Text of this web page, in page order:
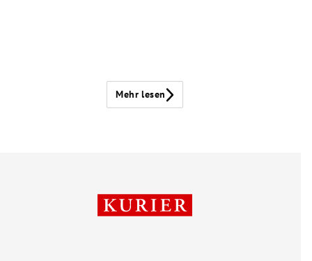
Mehr lesen